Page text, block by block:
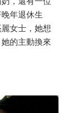
年退休生
女士，她想
的主動換來